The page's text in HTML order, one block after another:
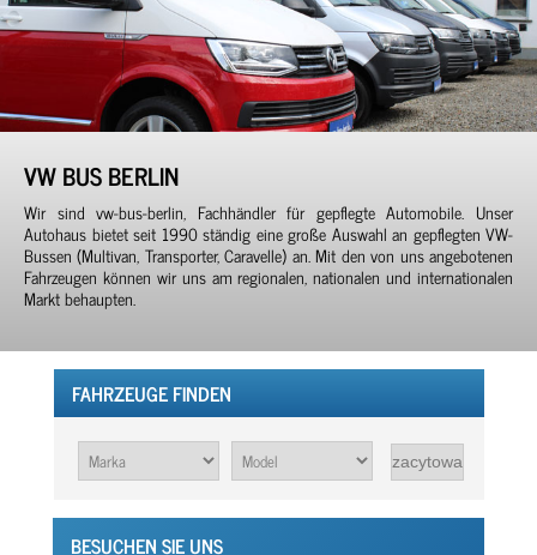
VW BUS BERLIN
Wir sind vw-bus-berlin, Fachhändler für gepflegte Automobile. Unser
Autohaus bietet seit 1990 ständig eine große Auswahl an gepflegten VW-
Bussen (Multivan, Transporter, Caravelle) an. Mit den von uns angebotenen
Fahrzeugen können wir uns am regionalen, nationalen und internationalen
Markt behaupten.
FAHRZEUGE FINDEN
BESUCHEN SIE UNS